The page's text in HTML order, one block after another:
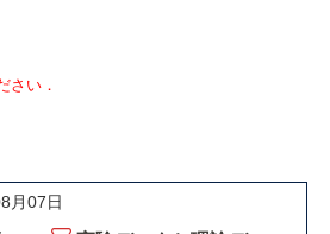
さい．
月07日